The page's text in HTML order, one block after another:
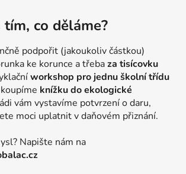
tím, co děláme?
podpořit (jakoukoliv částkou)
ke korunce a třebaza tisícovku
workshop pro jednu školní třídu
koupíme knížku do ekologické
vám vystavíme potvrzení o daru,
moci uplatnit v daňovém přiznání.
Napište nám na